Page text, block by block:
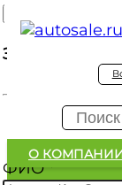
О
Заявка на
ФИО*